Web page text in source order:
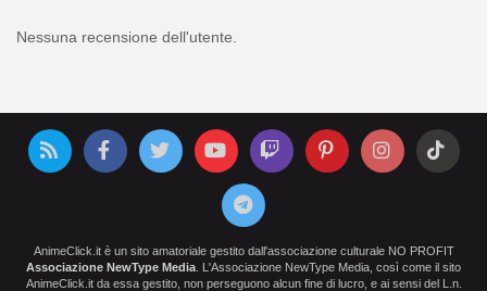
Nessuna recensione dell'utente.
AnimeClick.it è un sito amatoriale gestito dall'associazione culturale NO PROFIT
Associazione NewType Media . L'Associazione NewType Media, così come il sito
AnimeClick.it da essa gestito, non perseguono alcun fine di lucro, e ai sensi del L.n.